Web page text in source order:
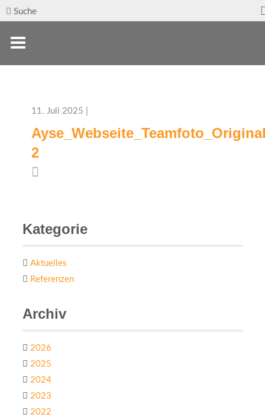
Suche
11. Juli 2025 |
2
Kategorie
Aktuelles
Referenzen
Archiv
2026
2025
2024
2023
2022